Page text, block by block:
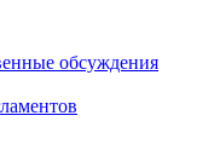
обсуждения